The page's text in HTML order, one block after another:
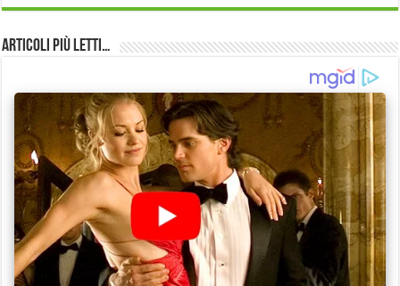
Articoli più Letti…